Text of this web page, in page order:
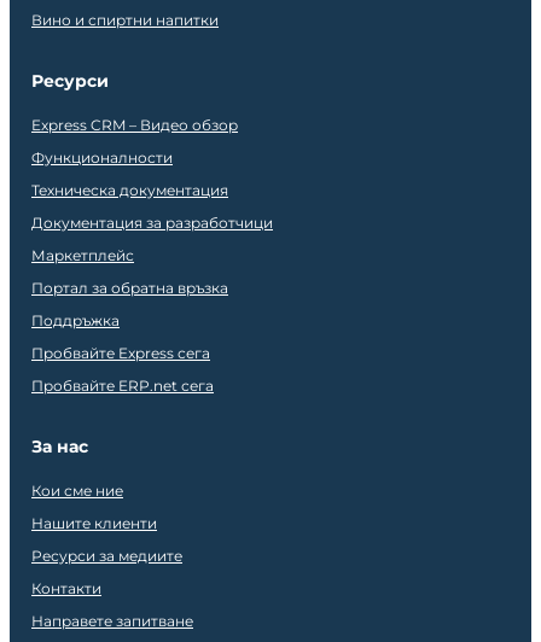
Вино и спиртни напитки
Ресурси
Express CRM – Видео обзор
Функционалности
Техническа документация
Документация за разработчици
Маркетплейс
Портал за обратна връзка
Поддръжка
Пробвайте Express сега
Пробвайте ERP.net сега
За нас
Кои сме ние
Нашите клиенти
Ресурси за медиите
Контакти
Направете запитване